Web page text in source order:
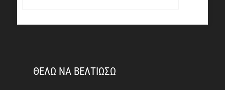
ΘΕΛΩ ΝΑ ΒΕΛΤΙΩΣΩ